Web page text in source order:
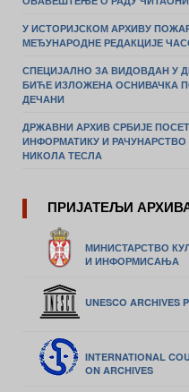
У ИСТОРИЈСКОМ АРХИВУ
МЕЂУНАРОДНЕ РЕДАКЦИЈЕ
СПЕЦИЈАЛНО ЗА ВИДОВДАН У
БИЋЕ ИЗЛОЖЕНА ОСНИВАЧКА
ДЕЧАНИ
ДРЖАВНИ АРХИВ СРБИЈЕ
ИНФОРМАТИКУ И РАЧУНАРСТВО
НИКОЛА ТЕСЛА
ПРИЈАТЕЉИ
МИНИСТАРСТВО
И ИНФОРМИСАЊА
UNESCO ARCHIVES
INTERNATIONAL
ON ARCHIVES